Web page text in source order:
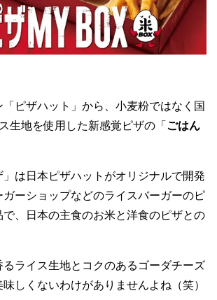
ピザハット」から、小麦粉ではなく国
生地を使用した新感覚ピザの「 ごはん
」は日本ピザハットがオリジナルで開発
ガーショップなどのライスバーガーのピ
、日本の主食のお米と洋食のピザとの
ライス生地とコクのあるゴーダチーズ
しくないわけがありませんよね（笑）